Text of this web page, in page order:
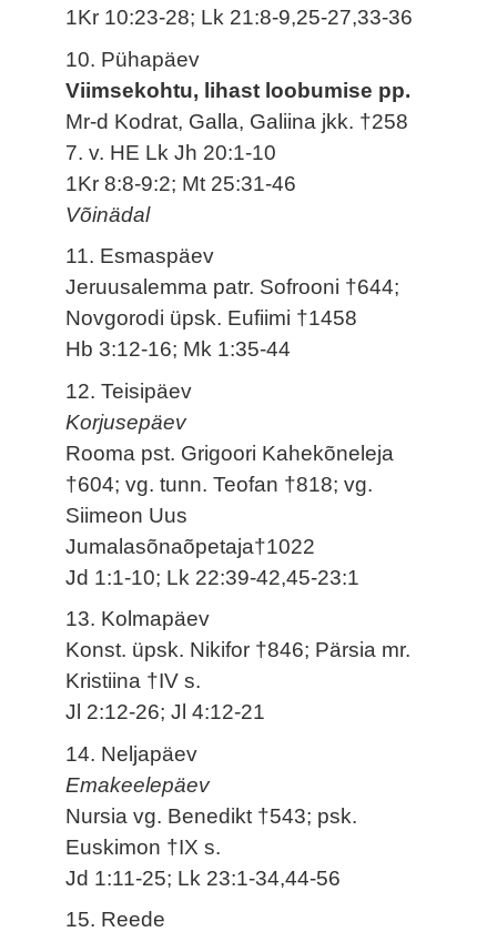
1Kr 10:23-28; Lk 21:8-9,25-27,33-36
10. Pühapäev
Viimsekohtu, lihast loobumise pp.
Mr-d Kodrat, Galla, Galiina jkk. †258
7. v. HE Lk Jh 20:1-10
1Kr 8:8-9:2; Mt 25:31-46
Võinädal
11. Esmaspäev
Jeruusalemma patr. Sofrooni †644;
Novgorodi üpsk. Eufiimi †1458
Hb 3:12-16; Mk 1:35-44
12. Teisipäev
Korjusepäev
Rooma pst. Grigoori Kahekõneleja
†604; vg. tunn. Teofan †818; vg.
Siimeon Uus
Jumalasõnaõpetaja†1022
Jd 1:1-10; Lk 22:39-42,45-23:1
13. Kolmapäev
Konst. üpsk. Nikifor †846; Pärsia mr.
Kristiina †IV s.
Jl 2:12-26; Jl 4:12-21
14. Neljapäev
Emakeelepäev
Nursia vg. Benedikt †543; psk.
Euskimon †IX s.
Jd 1:11-25; Lk 23:1-34,44-56
15. Reede